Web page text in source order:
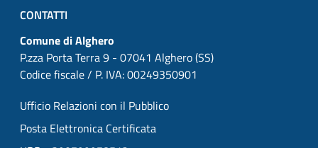
CONTATTI
Comune di Alghero
P.zza Porta Terra 9 - 07041 Alghero (SS)
Codice fiscale / P. IVA: 00249350901
Ufficio Relazioni con il Pubblico
Posta Elettronica Certificata